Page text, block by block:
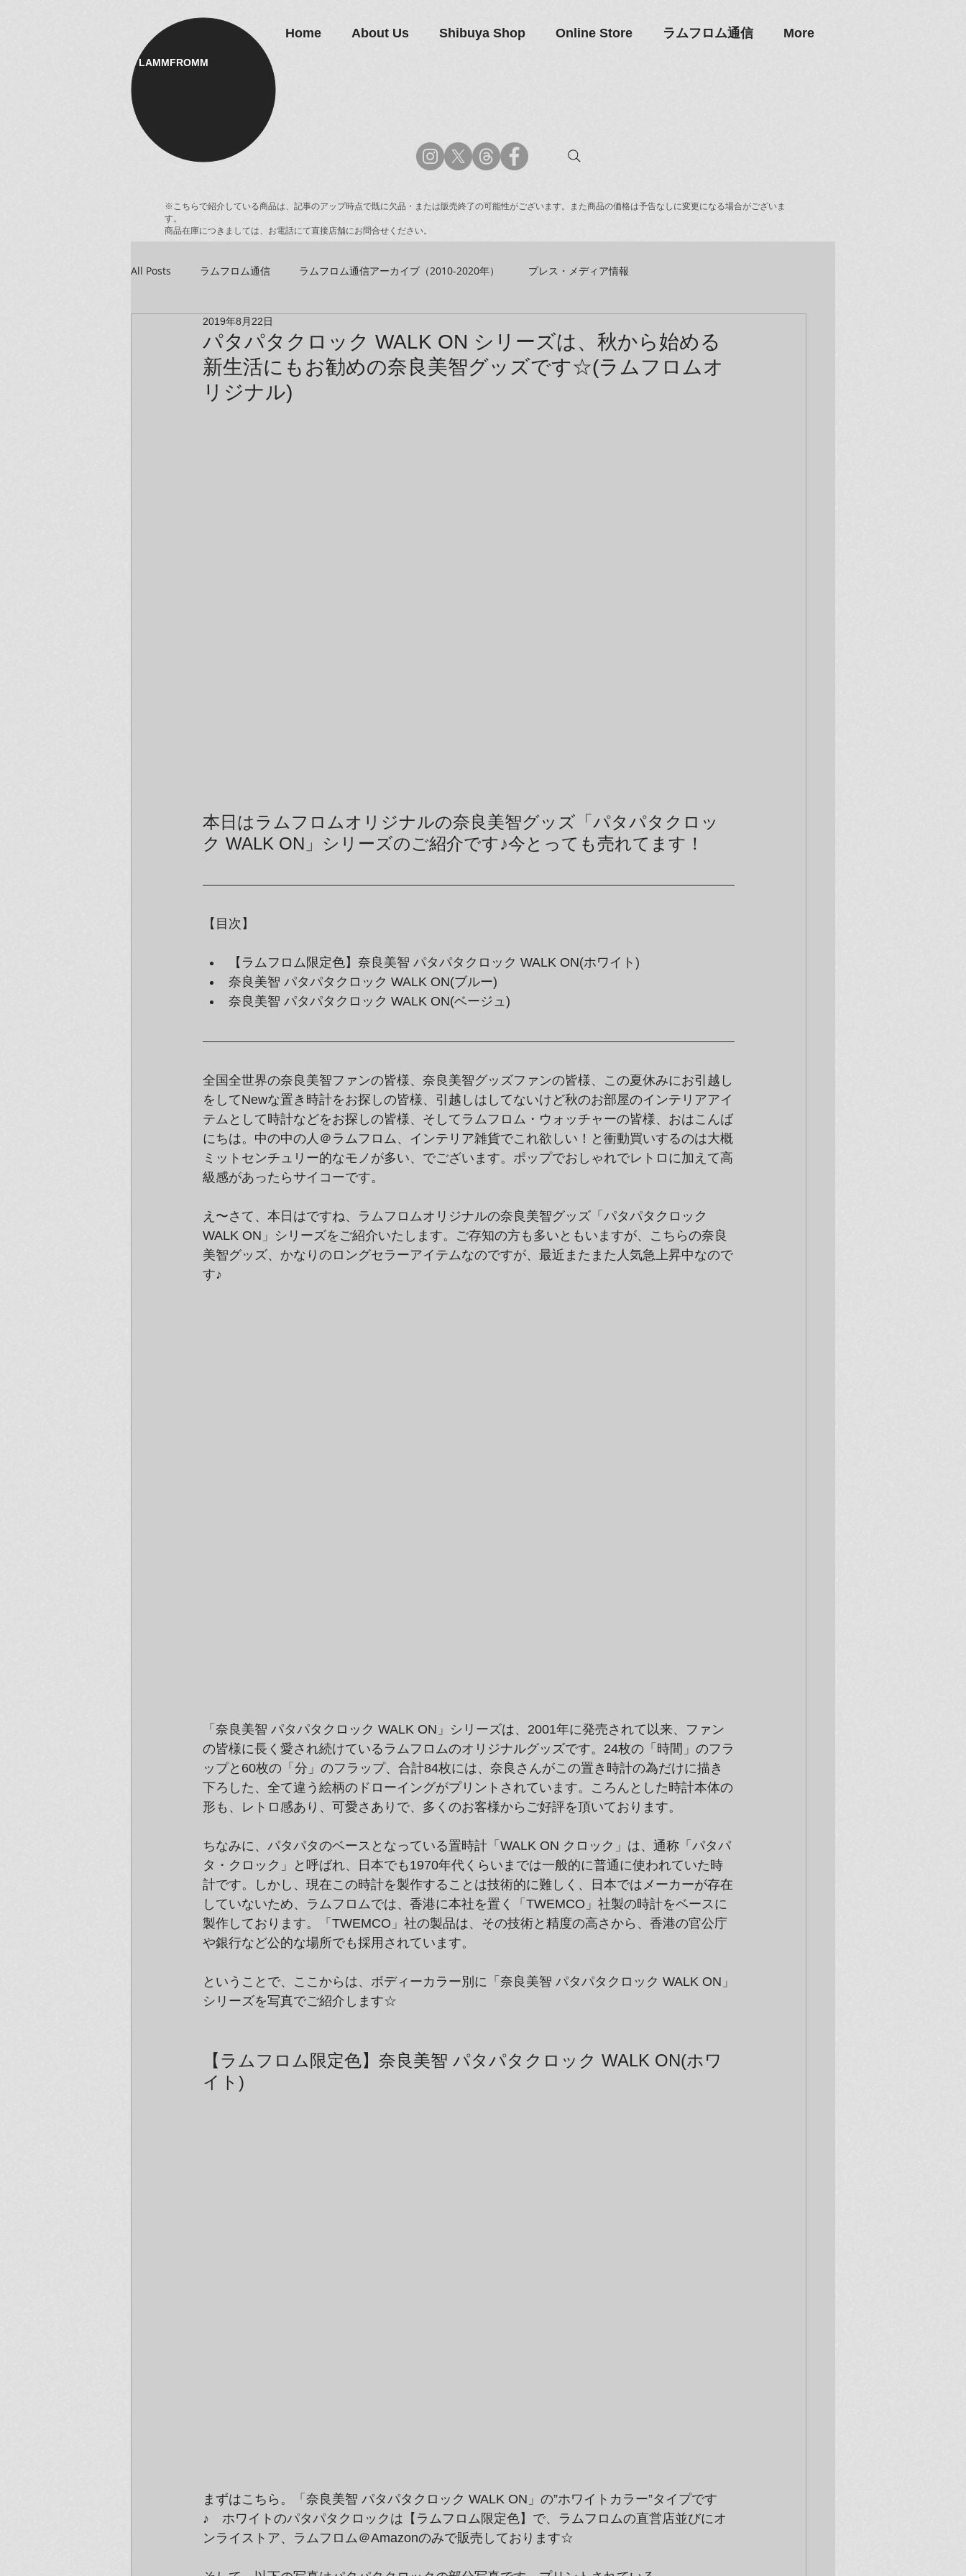
LAMMFROMM​
Home About Us Shibuya Shop Online Store ラムフロム通信 More
※こちらで紹介している商品は、記事のアップ時点で既に欠品・または販売終了の可能性がございます。また商品の価格は予告なしに変更になる場合がございま
す。
商品在庫につきましては、お電話にて直接店舗にお問合せください。
All Posts ラムフロム通信 ラムフロム通信アーカイブ（2010-2020年） プレス・メディア情報
アーティスト＆クリエイター紹介
パタパタクロック WALK ON シリーズは、秋から始める
新生活にもお勧めの奈良美智グッズです☆(ラムフロムオ
リジナル)
2019年8月22日
本日はラムフロムオリジナルの奈良美智グッズ「パタパタクロッ
ク WALK ON」シリーズのご紹介です♪今とっても売れてます！
【目次】
【ラムフロム限定色】奈良美智 パタパタクロック WALK ON(ホワイト)
奈良美智 パタパタクロック WALK ON(ブルー)
奈良美智 パタパタクロック WALK ON(ベージュ)
全国全世界の奈良美智ファンの皆様、奈良美智グッズファンの皆様、この夏休みにお引越し
をしてNewな置き時計をお探しの皆様、引越しはしてないけど秋のお部屋のインテリアアイ
テムとして時計などをお探しの皆様、そしてラムフロム・ウォッチャーの皆様、おはこんば
にちは。中の中の人＠ラムフロム、インテリア雑貨でこれ欲しい！と衝動買いするのは大概
ミットセンチュリー的なモノが多い、でございます。ポップでおしゃれでレトロに加えて高
級感があったらサイコーです。
え〜さて、本日はですね、ラムフロムオリジナルの奈良美智グッズ「パタパタクロック
WALK ON」シリーズをご紹介いたします。ご存知の方も多いともいますが、こちらの奈良
美智グッズ、かなりのロングセラーアイテムなのですが、最近またまた人気急上昇中なので
す♪
「奈良美智 パタパタクロック WALK ON」シリーズは、2001年に発売されて以来、ファン
の皆様に長く愛され続けているラムフロムのオリジナルグッズです。24枚の「時間」のフラ
ップと60枚の「分」のフラップ、合計84枚には、奈良さんがこの置き時計の為だけに描き
下ろした、全て違う絵柄のドローイングがプリントされています。ころんとした時計本体の
形も、レトロ感あり、可愛さありで、多くのお客様からご好評を頂いております。
ちなみに、パタパタのベースとなっている置時計「WALK ON クロック」は、通称「パタパ
タ・クロック」と呼ばれ、日本でも1970年代くらいまでは一般的に普通に使われていた時
計です。しかし、現在この時計を製作することは技術的に難しく、日本ではメーカーが存在
していないため、ラムフロムでは、香港に本社を置く「TWEMCO」社製の時計をベースに
製作しております。「TWEMCO」社の製品は、その技術と精度の高さから、香港の官公庁
や銀行など公的な場所でも採用されています。
ということで、ここからは、ボディーカラー別に「奈良美智 パタパタクロック WALK ON」
シリーズを写真でご紹介します☆
【ラムフロム限定色】奈良美智 パタパタクロック WALK ON(ホワ
イト)
まずはこちら。「奈良美智 パタパタクロック WALK ON」の”ホワイトカラー”タイプです
♪　ホワイトのパタパタクロックは【ラムフロム限定色】で、ラムフロムの直営店並びにオ
ンライストア、ラムフロム＠Amazonのみで販売しております☆